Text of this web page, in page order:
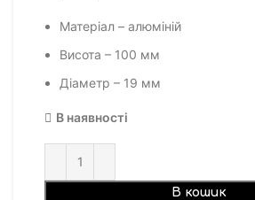
Матеріал – алюміній
Висота – 100 мм
Діаметр – 19 мм
В наявності
В кошик